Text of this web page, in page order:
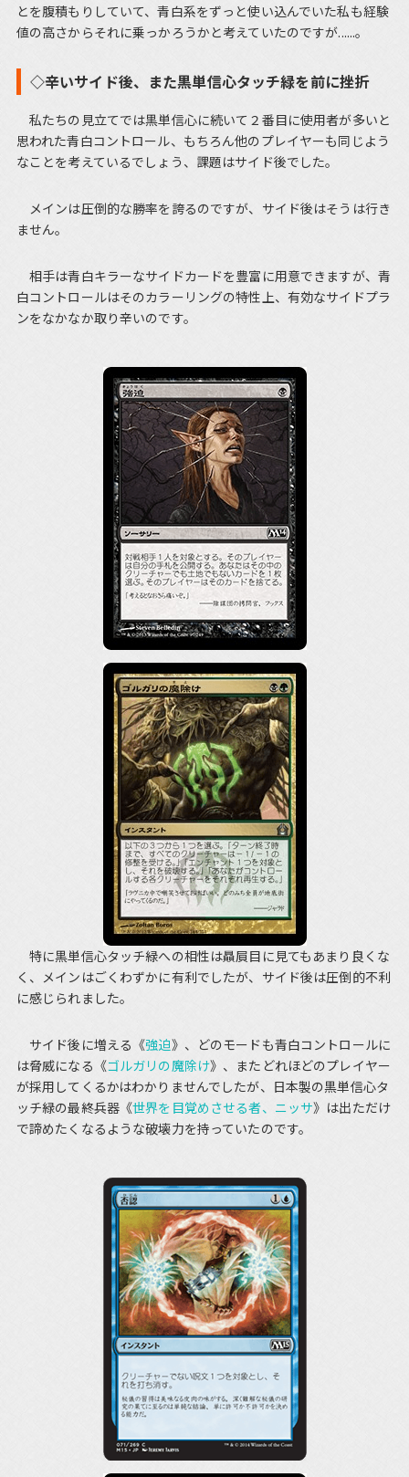
とを腹積もりしていて、青白系をずっと使い込んでいた私も経験
値の高さからそれに乗っかろうかと考えていたのですが......。
◇辛いサイド後、また黒単信心タッチ緑を前に挫折
私たちの見立てでは黒単信心に続いて２番目に使用者が多いと
思われた青白コントロール、もちろん他のプレイヤーも同じよう
なことを考えているでしょう、課題はサイド後でした。
メインは圧倒的な勝率を誇るのですが、サイド後はそうは行き
ません。
相手は青白キラーなサイドカードを豊富に用意できますが、青
白コントロールはそのカラーリングの特性上、有効なサイドプラ
ンをなかなか取り辛いのです。
特に黒単信心タッチ緑への相性は贔屓目に見てもあまり良くな
く、メインはごくわずかに有利でしたが、サイド後は圧倒的不利
に感じられました。
サイド後に増える《強迫》、どのモードも青白コントロールに
は脅威になる《ゴルガリの魔除け》、またどれほどのプレイヤー
が採用してくるかはわかりませんでしたが、日本製の黒単信心タ
ッチ緑の最終兵器《世界を目覚めさせる者、ニッサ》は出ただけ
で諦めたくなるような破壊力を持っていたのです。